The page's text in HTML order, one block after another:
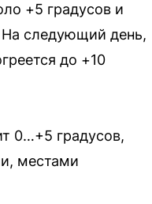
+5 градусов и
следующий день,
до +10
0…+5 градусов,
местами